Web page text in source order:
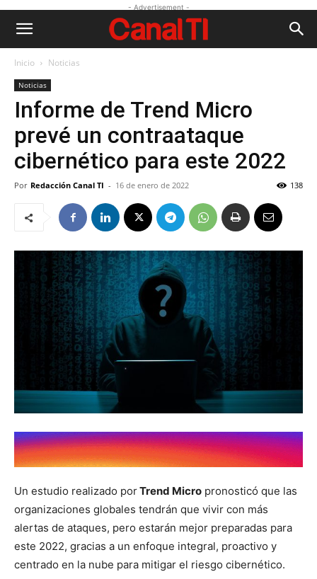
- Advertisement -
Inicio Noticias
Noticias
Informe de Trend Micro
prevé un contraataque
cibernético para este 2022
Por Redacción Canal TI - 16 de enero de 2022 138
Un estudio realizado porTrend Micro pronosticó que las
organizaciones globales tendrán que vivir con más
alertas de ataques, pero estarán mejor preparadas para
este 2022, gracias a un enfoque integral, proactivo y
centrado en la nube para mitigar el riesgo cibernético.